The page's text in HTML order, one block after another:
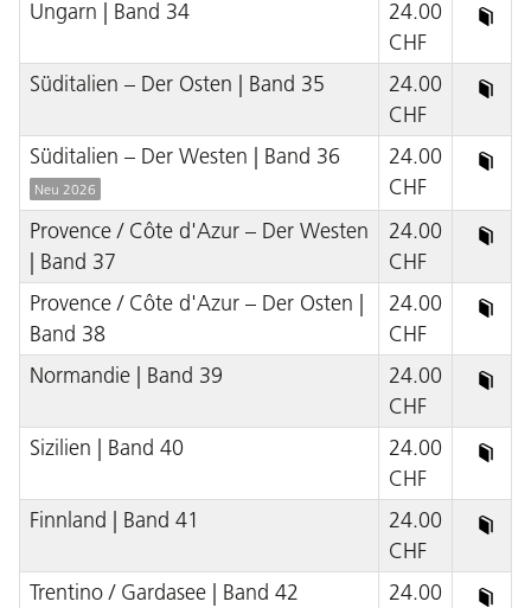
Ungarn | Band 34
24.00
CHF
Süditalien – Der Osten | Band 35
24.00
CHF
Süditalien – Der Westen | Band 36
Neu 2026
24.00
CHF
Provence / Côte d'Azur – Der Westen
| Band 37
24.00
CHF
Provence / Côte d'Azur – Der Osten |
Band 38
24.00
CHF
Normandie | Band 39
24.00
CHF
Sizilien | Band 40
24.00
CHF
Finnland | Band 41
24.00
CHF
Trentino / Gardasee | Band 42
24.00